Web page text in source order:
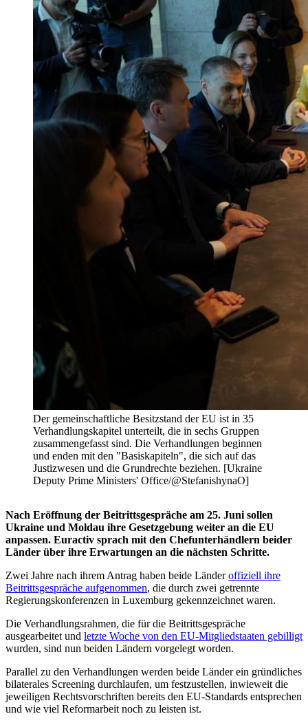
Der gemeinschaftliche Besitzstand der EU ist in 35
Verhandlungskapitel unterteilt, die in sechs Gruppen
zusammengefasst sind. Die Verhandlungen beginnen
und enden mit den "Basiskapiteln", die sich auf das
Justizwesen und die Grundrechte beziehen. [Ukraine
Deputy Prime Ministers' Office/@StefanishynaO]
Nach Eröffnung der Beitrittsgespräche am 25. Juni sollen
Ukraine und Moldau ihre Gesetzgebung weiter an die EU
anpassen. Euractiv sprach mit den Chefunterhändlern beider
Länder über ihre Erwartungen an die nächsten Schritte.
Zwei Jahre nach ihrem Antrag haben beide Länderoffiziell ihre
Beitrittsgespräche aufgenommen, die durch zwei getrennte
Regierungskonferenzen in Luxemburg gekennzeichnet waren.
Die Verhandlungsrahmen, die für die Beitrittsgespräche
ausgearbeitet und letzte Woche von den EU-Mitgliedstaaten gebilligt
wurden, sind nun beiden Ländern vorgelegt worden.
Parallel zu den Verhandlungen werden beide Länder ein gründliches
bilaterales Screening durchlaufen, um festzustellen, inwieweit die
jeweiligen Rechtsvorschriften bereits den EU-Standards entsprechen
und wie viel Reformarbeit noch zu leisten ist.